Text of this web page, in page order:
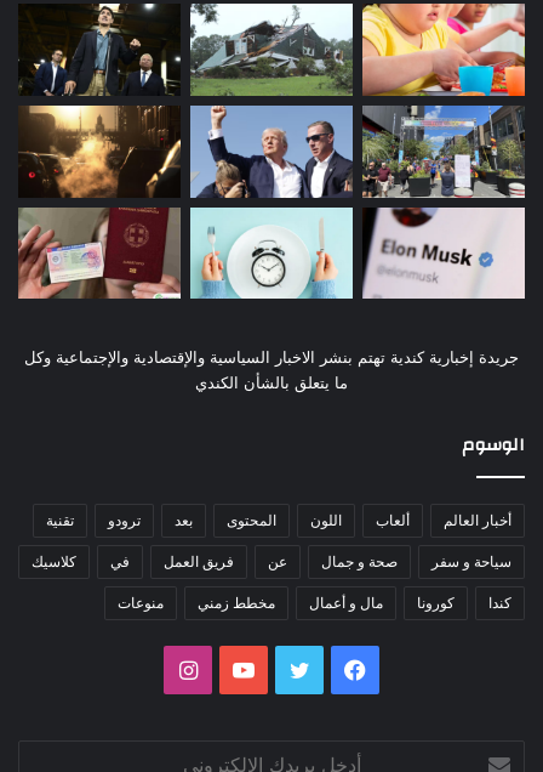
جريدة إخبارية كندية تهتم بنشر الاخبار السياسية والإقتصادية والإجتماعية وكل
ما يتعلق بالشأن الكندي
الوسوم
أخبار العالم ألعاب اللون المحتوى بعد ترودو تقنية
سياحة و سفر صحة و جمال عن فريق العمل في كلاسيك
كندا كورونا مال و أعمال مخطط زمني منوعات
فيسبوك تويتر يوتيوبانستقرام